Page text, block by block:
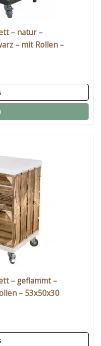
– natur –
– mit Rollen –
– geflammt –
– 53x50x30